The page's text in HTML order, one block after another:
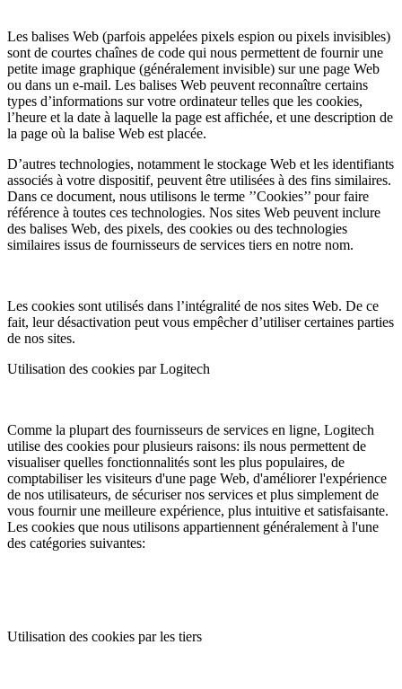
Les balises Web (parfois appelées pixels espion ou pixels invisibles)
sont de courtes chaînes de code qui nous permettent de fournir une
petite image graphique (généralement invisible) sur une page Web
ou dans un e-mail. Les balises Web peuvent reconnaître certains
types d’informations sur votre ordinateur telles que les cookies,
l’heure et la date à laquelle la page est affichée, et une description de
la page où la balise Web est placée.
D’autres technologies, notamment le stockage Web et les identifiants
associés à votre dispositif, peuvent être utilisées à des fins similaires.
Dans ce document, nous utilisons le terme ’’Cookies’’ pour faire
référence à toutes ces technologies. Nos sites Web peuvent inclure
des balises Web, des pixels, des cookies ou des technologies
similaires issus de fournisseurs de services tiers en notre nom.
Les cookies sont utilisés dans l’intégralité de nos sites Web. De ce
fait, leur désactivation peut vous empêcher d’utiliser certaines parties
de nos sites.
Utilisation des cookies par Logitech
Comme la plupart des fournisseurs de services en ligne, Logitech
utilise des cookies pour plusieurs raisons: ils nous permettent de
visualiser quelles fonctionnalités sont les plus populaires, de
comptabiliser les visiteurs d'une page Web, d'améliorer l'expérience
de nos utilisateurs, de sécuriser nos services et plus simplement de
vous fournir une meilleure expérience, plus intuitive et satisfaisante.
Les cookies que nous utilisons appartiennent généralement à l'une
des catégories suivantes:
Utilisation des cookies par les tiers